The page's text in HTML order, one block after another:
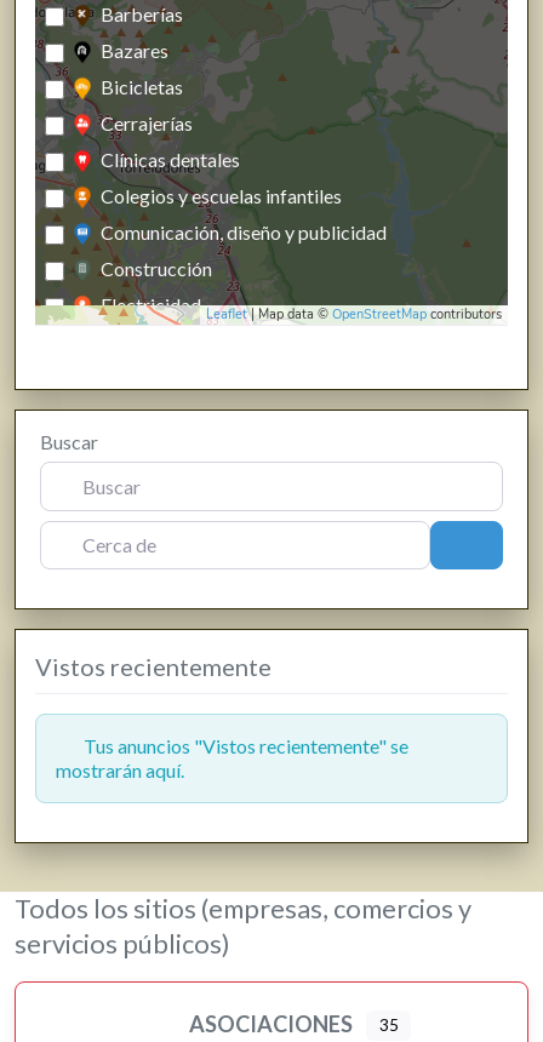
Leaflet| Map data © OpenStreetMap contributors
Barberías
Bazares
Bicicletas
Cerrajerías
Clínicas dentales
Colegios y escuelas infantiles
Comunicación, diseño y publicidad
Construcción
Electricidad
Farmacias, parafarmacias y herbolarios
Fisioterapia
Floristerías
Fotografía y producción audiovisual
Gasóleo
Gasolineras
Hostelería y restauración
Informática y telecomunicaciones
Jardinería y viveros
Librerías, papelerías e impresión digital
Loterías
Buscar
Cerca de
Vistos recientemente
Tus anuncios "Vistos recientemente" se
mostrarán aquí.
Todos los sitios (empresas, comercios y
servicios públicos)
ASOCIACIONES 35